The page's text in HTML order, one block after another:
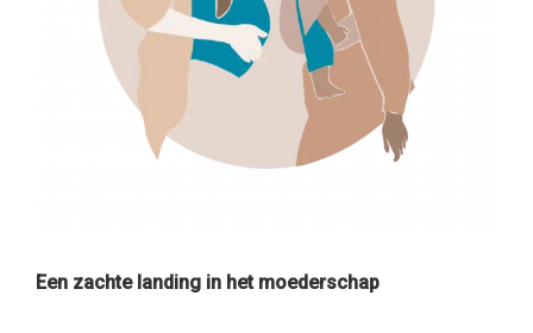
Een zachte landing in het moederschap